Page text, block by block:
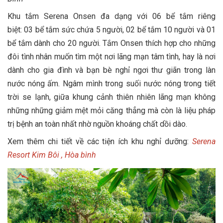
Khu tắm Serena Onsen đa dạng với 06 bể tắm riêng
biệt: 03 bể tắm sức chứa 5 người, 02 bể tắm 10 người và 01
bể tắm dành cho 20 người. Tắm Onsen thích hợp cho những
đôi tình nhân muốn tìm một nơi lãng mạn tâm tình, hay là nơi
dành cho gia đình và bạn bè nghỉ ngơi thư giãn trong làn
nước nóng ấm. Ngâm mình trong suối nước nóng trong tiết
trời se lạnh, giữa khung cảnh thiên nhiên lãng mạn không
những những giảm mệt mỏi căng thẳng mà còn là liệu pháp
trị bệnh an toàn nhất nhờ nguồn khoáng chất dồi dào.
Xem thêm chi tiết về các tiện ích khu nghỉ dưỡng: Serena
Resort Kim Bôi , Hòa bình